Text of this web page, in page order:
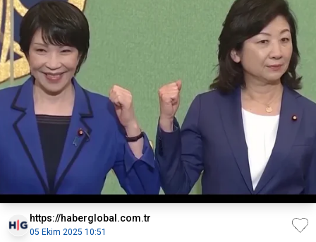
https://haberglobal.com.tr
05 Ekim 2025 10:51